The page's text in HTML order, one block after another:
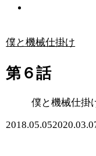
僕と機械仕掛け
第６話
僕と機械仕掛
2018.05.05